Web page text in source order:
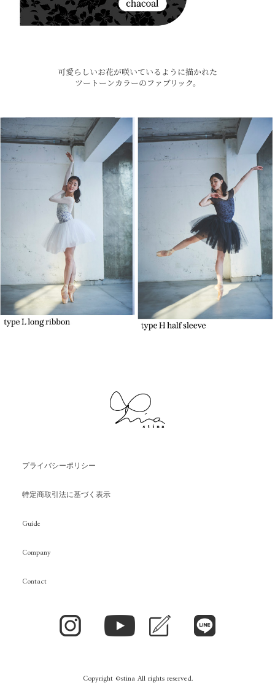
可愛らしいお花が咲いているように描かれた
ツートーンカラーのファブリック。
プライバシーポリシー
特定商取引法に基づく表示
Guide
Company
Contact
Copyright ©stina All rights reserved.